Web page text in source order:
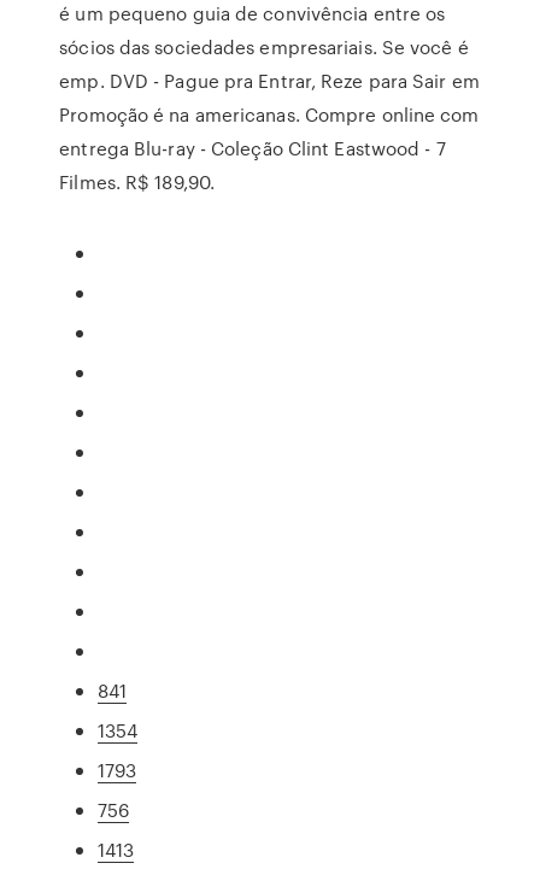
é um pequeno guia de convivência entre os
sócios das sociedades empresariais. Se você é
emp. DVD - Pague pra Entrar, Reze para Sair em
Promoção é na americanas. Compre online com
entrega Blu-ray - Coleção Clint Eastwood - 7
Filmes. R$ 189,90.
841
1354
1793
756
1413